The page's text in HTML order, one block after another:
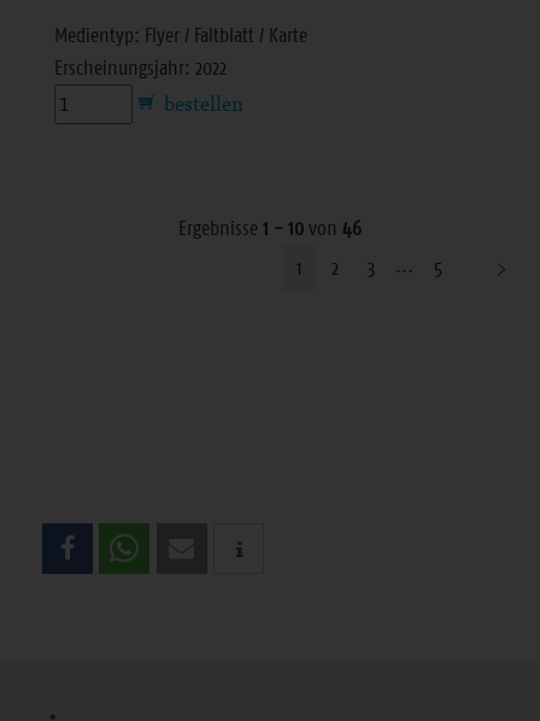
Medientyp: Flyer / Faltblatt / Karte
Erscheinungsjahr: 2022
Ergebnisse 1 - 10von 46
1
2 3 5
Teilen
Sie